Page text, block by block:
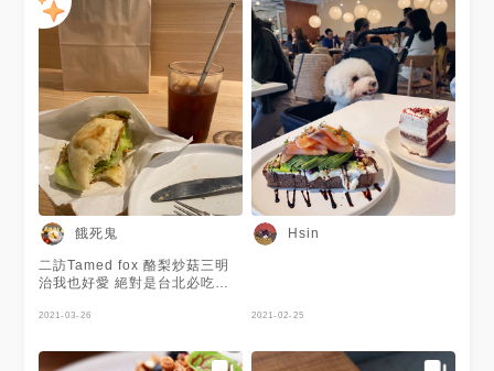
的，缺點是比想像中油不太清爽
～～但應該是好油啦 下次想要
試試優格碗 推薦度：😋😋😋😋
很嫩很好吃 糙米藜麥粒粒分明
但不會過硬 沙拉的調味剛好配
飯很好吃 整碗不僅好吃飽足感
也很夠😋
餓死鬼
二訪Tamed fox 酪梨炒菇三明
治我也好愛 絕對是台北必吃早
2021-03-26
Hsin
2021-02-25